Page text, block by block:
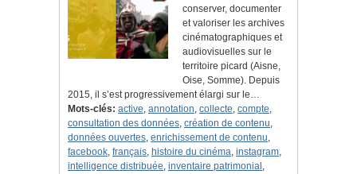
conserver, documenter
et valoriser les archives
cinématographiques et
audiovisuelles sur le
territoire picard (Aisne,
Oise, Somme). Depuis
2015, il s’est progressivement élargi sur le…
Mots-clés: active, annotation, collecte, compte,
consultation des données, création de contenu,
données ouvertes, enrichissement de contenu,
facebook, français, histoire du cinéma, instagram,
intelligence distribuée, inventaire patrimonial ,